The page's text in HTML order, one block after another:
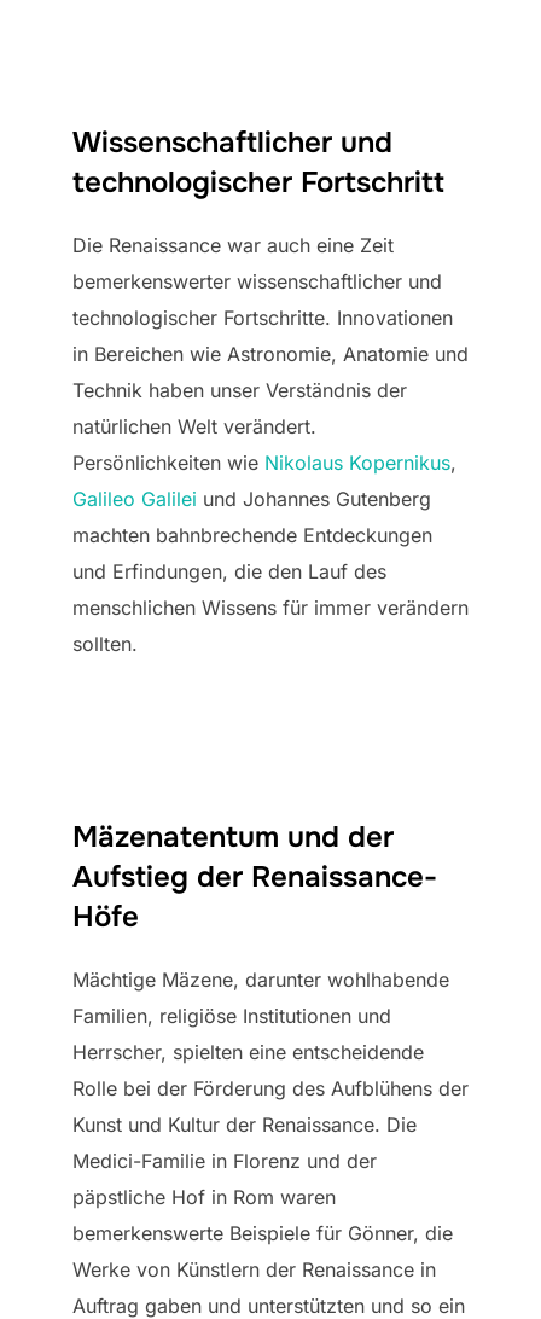
Wissenschaftlicher und
technologischer Fortschritt
Die Renaissance war auch eine Zeit
bemerkenswerter wissenschaftlicher und
technologischer Fortschritte. Innovationen
in Bereichen wie Astronomie, Anatomie und
Technik haben unser Verständnis der
natürlichen Welt verändert.
Persönlichkeiten wie Nikolaus Kopernikus,
Galileo Galilei und Johannes Gutenberg
machten bahnbrechende Entdeckungen
und Erfindungen, die den Lauf des
menschlichen Wissens für immer verändern
sollten.
Mäzenatentum und der
Aufstieg der Renaissance-
Höfe
Mächtige Mäzene, darunter wohlhabende
Familien, religiöse Institutionen und
Herrscher, spielten eine entscheidende
Rolle bei der Förderung des Aufblühens der
Kunst und Kultur der Renaissance. Die
Medici-Familie in Florenz und der
päpstliche Hof in Rom waren
bemerkenswerte Beispiele für Gönner, die
Werke von Künstlern der Renaissance in
Auftrag gaben und unterstützten und so ein